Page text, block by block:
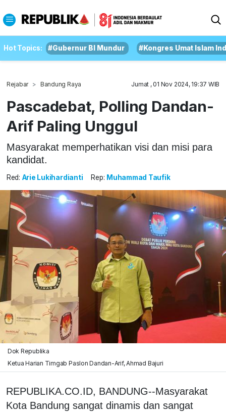
Hot Topics: #Gubernur BI Mundur #Kongres Umat Islam
Rejabar Bandung Raya Jumat , 01 Nov 2024, 19:37 WIB
Pascadebat, Polling Dandan-
Arif Paling Unggul
Masyarakat memperhatikan visi dan misi para
kandidat.
Red: Arie Lukihardianti Rep: Muhammad Taufik
Dok Republika
Ketua Harian Timgab Paslon Dandan-Arif, Ahmad Bajuri
REPUBLIKA.CO.ID, BANDUNG--Masyarakat
Kota Bandung sangat dinamis dan sangat